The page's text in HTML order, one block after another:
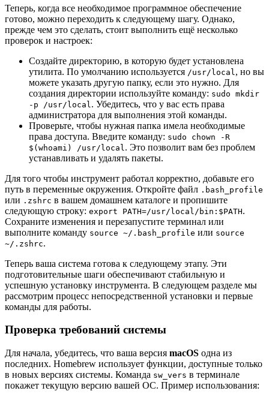
Теперь, когда все необходимое программное обеспечение
готово, можно переходить к следующему шагу. Однако,
прежде чем это сделать, стоит выполнить ещё несколько
проверок и настроек:
Создайте директорию, в которую будет установлена
утилита. По умолчанию используется /usr/local , но вы
можете указать другую папку, если это нужно. Для
создания директории используйте команду: sudo mkdir
-p /usr/local . Убедитесь, что у вас есть права
администратора для выполнения этой команды.
Проверьте, чтобы нужная папка имела необходимые
права доступа. Введите команду: sudo chown -R
$(whoami) /usr/local . Это позволит вам без проблем
устанавливать и удалять пакеты.
Для того чтобы инструмент работал корректно, добавьте его
путь в переменные окружения. Откройте файл .bash_profile
или .zshrc в вашем домашнем каталоге и пропишите
следующую строку: export PATH=/usr/local/bin:$PATH.
Сохраните изменения и перезапустите терминал или
выполните команду source ~/.bash_profile или source
~/.zshrc.
Теперь ваша система готова к следующему этапу. Эти
подготовительные шаги обеспечивают стабильную и
успешную установку инструмента. В следующем разделе мы
рассмотрим процесс непосредственной установки и первые
команды для работы.
Проверка требований системы
Для начала, убедитесь, что ваша версия macOS одна из
последних. Homebrew использует функции, доступные только
в новых версиях системы. Команда sw_vers в терминале
покажет текущую версию вашей ОС. Пример использования: